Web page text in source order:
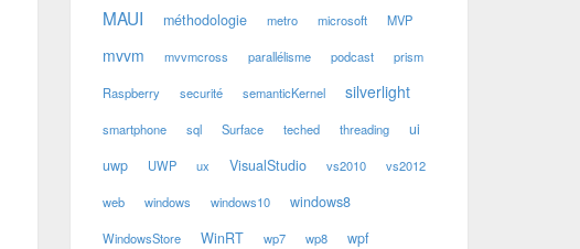
MAUI méthodologie metro microsoft MVP
mvvm mvvmcross parallélisme podcast prism
Raspberry securité semanticKernel silverlight
smartphone sql Surface teched threading
ui
uwp
UWP ux VisualStudio vs2010 vs2012
web windows windows10 windows8
WindowsStore WinRT wp7 wp8 wpf